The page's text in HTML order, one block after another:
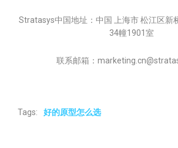
Stratasys中国地址：中国 上海市 松江区新
34幢1901室
联系邮箱：
Tags: 好的原型怎么选